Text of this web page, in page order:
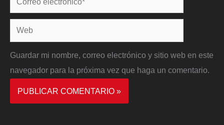
electrónico*
Web
Guardar mi nombre, correo electrónico y sitio web en este
navegador para la próxima vez que haga un comentario.